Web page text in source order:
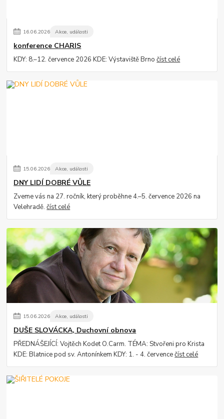
16.06.2026 Akce, události
konference CHARIS
KDY: 8.–12. července 2026 KDE: Výstaviště Brnočíst celé
15.06.2026 Akce, události
DNY LIDÍ DOBRÉ VŮLE
Zveme vás na 27. ročník, který proběhne 4.–5. července 2026 na
Velehradě.číst celé
15.06.2026 Akce, události
DUŠE SLOVÁCKA, Duchovní obnova
PŘEDNÁŠEJÍCÍ: Vojtěch Kodet O.Carm. TÉMA: Stvořeni pro Krista
KDE: Blatnice pod sv. Antonínkem KDY: 1. - 4. červencečíst celé